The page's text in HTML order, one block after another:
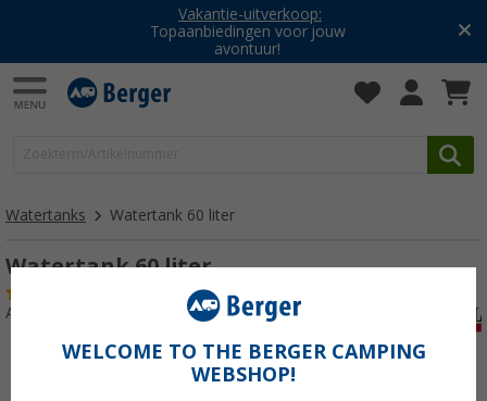
Vakantie-uitverkoop:
Topaanbiedingen voor jouw
avontuur!
Watertanks Watertank 60 liter
Watertank 60 liter
Artikelnr: 121810
WELCOME TO THE BERGER CAMPING
WEBSHOP!